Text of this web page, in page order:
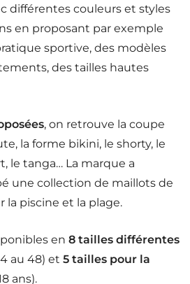
différentes couleurs et styles
en proposant par exemple
sportive, des modèles
des tailles hautes
, on retrouve la coupe
la forme bikini, le shorty, le
le tanga… La marque a
une collection de maillots de
la piscine et la plage.
en 8 tailles différentes
au 48) et 5 tailles pour la
ans).